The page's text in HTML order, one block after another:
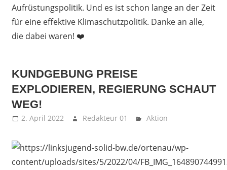
Aufrüstungspolitik. Und es ist schon lange an der Zeit
für eine effektive Klimaschutzpolitik. Danke an alle,
die dabei waren! ❤️
KUNDGEBUNG PREISE
EXPLODIEREN, REGIERUNG SCHAUT
WEG!
2. April 2022 Redakteur 01 Aktion